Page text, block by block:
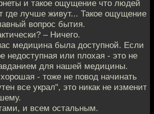
и такое ощущение что людей
где лучше живут... Такое ощущение
вопрос бытия.
– Ничего.
медицина была доступной. Если
недоступная или плохая - это не
для нашей медицины.
- тоже не повод начинать
все украл", это никак не изменит
и всем остальным.